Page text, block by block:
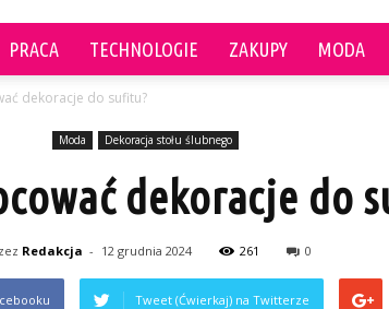
PRACA TECHNOLOGIE ZAKUPY MODA
dekoracje do sufitu?
Moda Dekoracja stołu ślubnego
dekoracje do
Redakcja - 12 grudnia 2024 261 0
Tweet (Ćwierkaj) na Twitterze